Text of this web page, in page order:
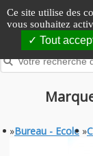
Panneau de gestion
Ce site utilise des
vous souhaitez
Tout
»Bureau - Ecole »